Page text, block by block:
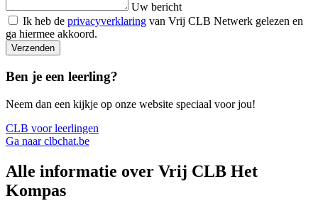
Uw bericht
Ik heb de privacyverklaring van Vrij CLB Netwerk gelezen en
ga hiermee akkoord.
Verzenden
Ben je een leerling?
Neem dan een kijkje op onze website speciaal voor jou!
CLB voor leerlingen
Ga naar clbchat.be
Alle informatie over Vrij CLB Het
Kompas